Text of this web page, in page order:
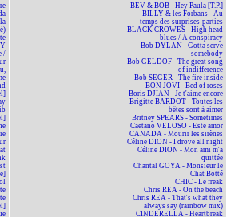
/
BEV & BOB - Hey Paula [T.P.]
BILLY & les Forbans - Au
temps des surprises-parties
BLACK CROWES - High head
blues / A conspiracy
Bob DYLAN - Gotta serve
somebody
Bob GELDOF - The great song
of indifference
Bob SEGER - The fire inside
BON JOVI - Bed of roses
Boris DJIAN - Je t'aime encore
Brigitte BARDOT - Toutes les
bêtes sont à aimer
Britney SPEARS - Sometimes
Caetano VELOSO - Este amor
CANADA - Mourir les sirènes
Céline DION - I drove all night
Céline DION - Mon ami m'a
quittée
Chantal GOYA - Monsieur le
Chat Botté
CHIC - Le freak
Chris REA - On the beach
Chris REA - That's what they
always say (rainbow mix)
CINDERELLA - Heartbreak